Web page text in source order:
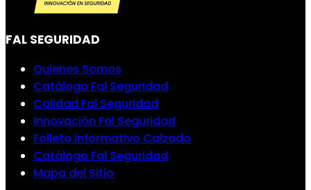
FAL SEGURIDAD
Quienes Somos
Catálogo Fal Seguridad
Calidad Fal Seguridad
Innovación Fal Seguridad
Folleto informativo Calzado
Catálogo Fal Seguridad
Mapa del Sitio